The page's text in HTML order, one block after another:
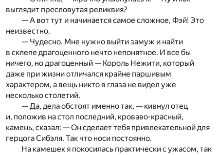
выглядит пресловутая реликвия?
— А вот тут и начинается самое сложное, Фэй! Это
неизвестно.
— Чудесно. Мне нужно выйти замуж и найти
в склепе драгоценного нечто непонятное. И все бы
ничего, но драгоценный — Король Нежити, который
даже при жизни отличался крайне паршивым
характером, а вещь никто в глаза не видел уже
несколько столетий.
— Да, дела обстоят именно так, — кивнул отец
и, положив на стол последний, кроваво-красный,
камень, сказал: — Он сделает тебя привлекательной для
герцога Сибэля. Так что носи постоянно.
На камешек я покосилась практически с ужасом, так